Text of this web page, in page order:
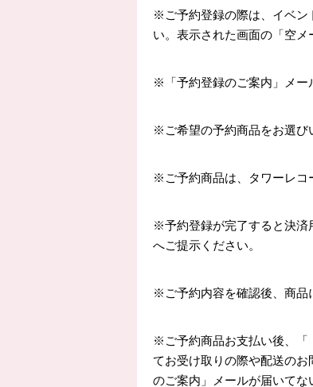
※ご予約登録の際は、イベン
い。表示された画面の「空
※「予約登録のご案内」メー
※ご希望の予約商品をお選び
※ご予約商品は、タワーレコ
※予約登録が完了すると決済
へご提示ください。
※ご予約内容を確認後、商品
※ご予約商品お支払い後、「
てお受け取りの際や配送の
のご案内」メールが届いてな